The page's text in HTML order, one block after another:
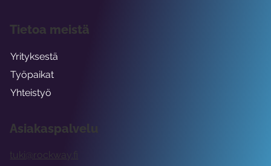
Asiakaspalvelu
tuki@rockway.fi
Tietoa meistä
Yrityksestä
Työpaikat
Yhteistyö